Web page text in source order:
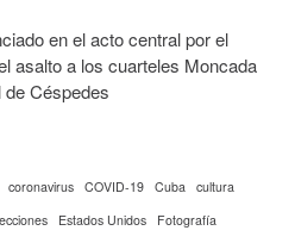
en el acto central por el
asalto a los cuarteles Moncada
Céspedes
coronavirus COVID-19 Cuba cultura
Estados Unidos
Fotografía